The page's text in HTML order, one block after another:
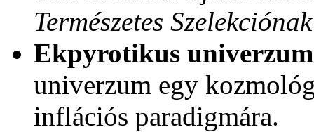
Természetes Szelekciónak
Ekpyrotikus univerzum
univerzum egy
inflációs paradigmára.